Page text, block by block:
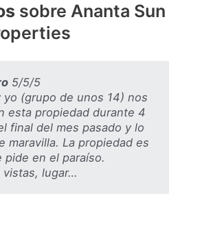
sobre Ananta Sun
5/5/5
yo (grupo de unos 14) nos
esta propiedad durante 4
final del mes pasado y lo
maravilla. La propiedad es
pide en el paraíso.
vistas, lugar…